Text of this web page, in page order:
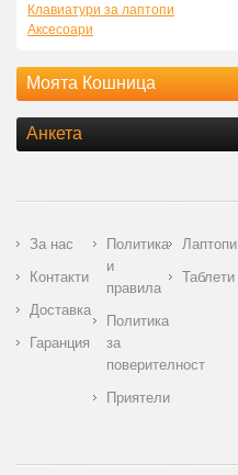
Клавиатури за лаптопи
Аксесоари
Моята Кошница
Анкета
За нас
Контакти
Доставка
Гаранция
Политика
и
правила
Политика
за
поверителност
Приятели
Лаптопи
Таблети